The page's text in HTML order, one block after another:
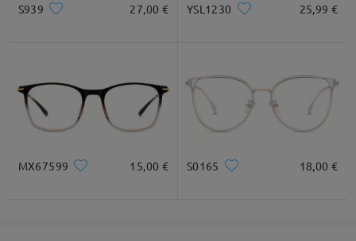
S939 27,00 € YSL1230 25,99 €
MX67599 15,00 € S0165 18,00 €